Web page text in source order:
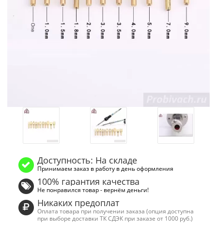
Доступность: На складе
Принимаем заказ в работу в день оформления
100% гарантия качества
Не понравился товар - вернём деньги!
Никаких предоплат
Оплата товара при получении заказа (опция доступна
при выборе доставки ТК СДЭК при заказе от 1000 руб.)